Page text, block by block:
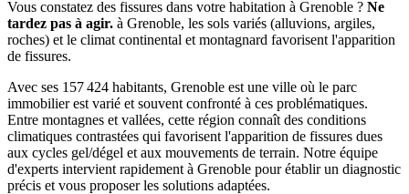
Vous constatez des fissures dans votre habitation à Grenoble ? Ne
tardez pas à agir. à Grenoble, les sols variés (alluvions, argiles,
roches) et le climat continental et montagnard favorisent l'apparition
de fissures.
Avec ses 157 424 habitants, Grenoble est une ville où le parc
immobilier est varié et souvent confronté à ces problématiques.
Entre montagnes et vallées, cette région connaît des conditions
climatiques contrastées qui favorisent l'apparition de fissures dues
aux cycles gel/dégel et aux mouvements de terrain. Notre équipe
d'experts intervient rapidement à Grenoble pour établir un diagnostic
précis et vous proposer les solutions adaptées.